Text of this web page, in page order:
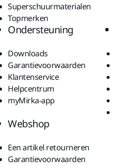
Superschuurmaterialen
Topmerken
Ondersteuning
Downloads
Garantievoorwaarden
Klantenservice
Helpcentrum
myMirka-app
Webshop
Een artikel retourneren
Garantievoorwaarden